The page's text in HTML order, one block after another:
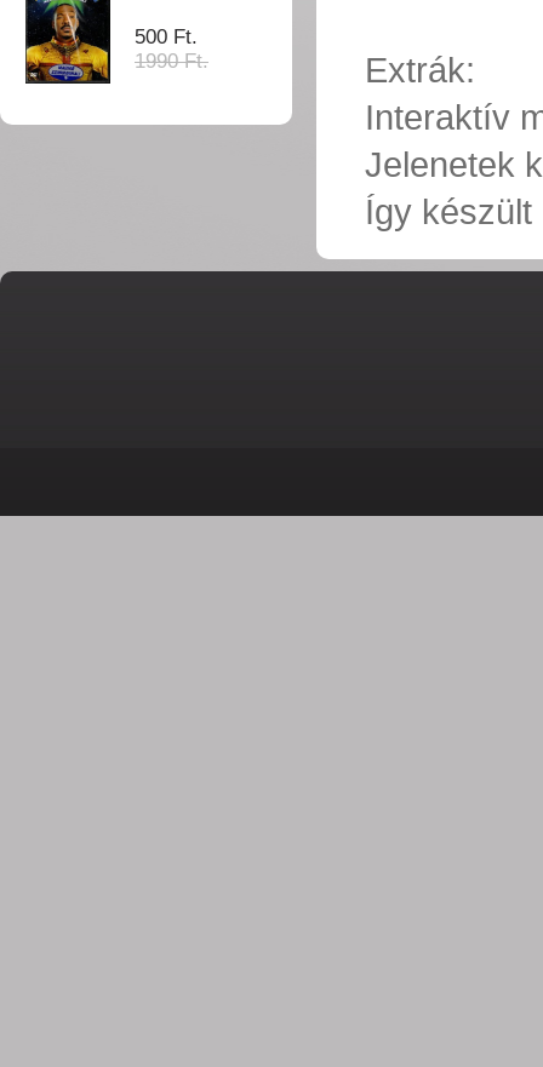
500 Ft.
1990 Ft.
Extrák:
Interaktív
Jelenetek
Így készült